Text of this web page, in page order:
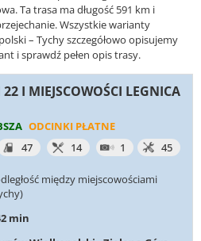
Ta trasa ma długość 591 km i
Wszystkie warianty
– Tychy szczegółowo opisujemy
i sprawdź pełen opis trasy.
I MIEJSCOWOŚCI LEGNICA
ODCINKI PŁATNE
47
14 1 45
między miejscowościami
min